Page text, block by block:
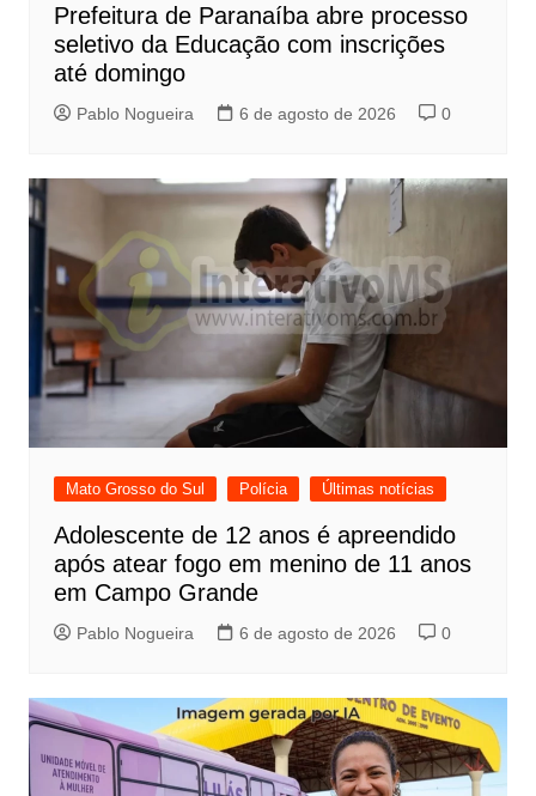
Prefeitura de Paranaíba abre processo
seletivo da Educação com inscrições
até domingo
Pablo Nogueira 6 de agosto de 2026 0
Mato Grosso do Sul Polícia Últimas notícias
Adolescente de 12 anos é apreendido
após atear fogo em menino de 11 anos
em Campo Grande
Pablo Nogueira 6 de agosto de 2026 0